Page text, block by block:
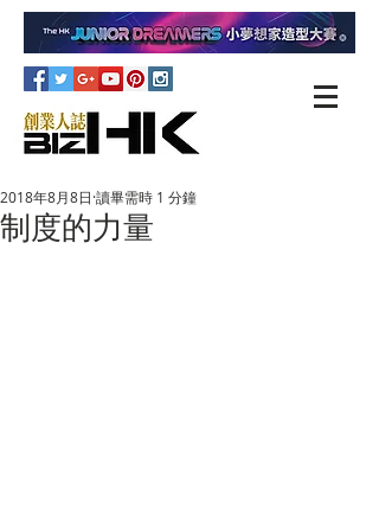
制度的力量
2018年8月8日 讀畢需時 1 分鐘